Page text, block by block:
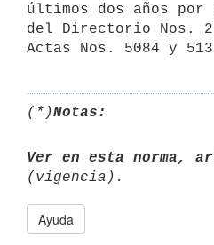
últimos dos años por
del Directorio Nos.
(*)Notas:
Ver en esta norma,
Ayuda